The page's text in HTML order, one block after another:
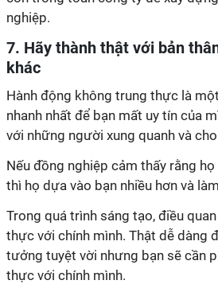
nghiệp.
7. Hãy thành thật với bản
khác
Hành động không trung thực là
nhanh nhất để bạn mất uy tín của
với những người xung quanh và
Nếu đồng nghiệp cảm thấy rằng
thì họ dựa vào bạn nhiều hơn và
Trong quá trình sáng tạo, điều
thực với chính mình. Thật dễ dàng
tưởng tuyệt vời nhưng bạn sẽ cần
thực với chính mình.